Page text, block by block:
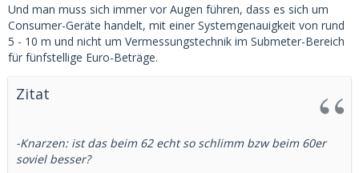
Und man muss sich immer vor Augen führen, dass es sich um
Consumer-Geräte handelt, mit einer Systemgenauigkeit von rund
5 - 10 m und nicht um Vermessungstechnik im Submeter-Bereich
für fünfstellige Euro-Beträge.
Zitat
-Knarzen: ist das beim 62 echt so schlimm bzw beim 60er
soviel besser?